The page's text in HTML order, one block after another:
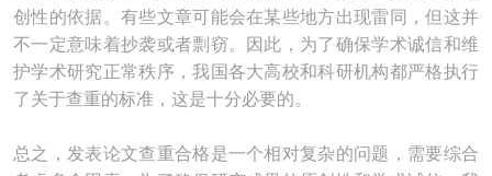
创性的依据。有些文章可能会在某些地方出现雷同，但这并
不一定意味着抄袭或者剽窃。因此，为了确保学术诚信和维
护学术研究正常秩序，我国各大高校和科研机构都严格执行
了关于查重的标准，这是十分必要的。
总之，发表论文查重合格是一个相对复杂的问题，需要综合